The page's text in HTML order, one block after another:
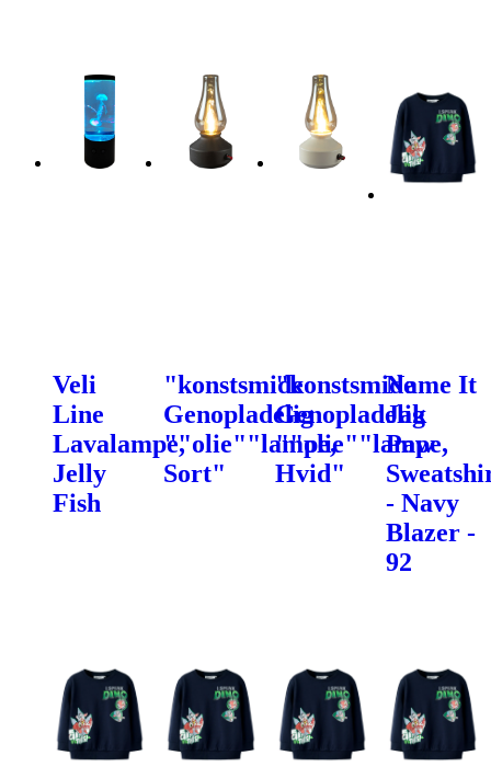
Veli
Line
Lavalampe,
Jelly
Fish
"konstsmide
Genopladelig
""olie""lampe,
Sort"
"konstsmide
Genopladelig
""olie""lampe,
Hvid"
Name It
Jak
Paw
- Navy
Blazer -
92